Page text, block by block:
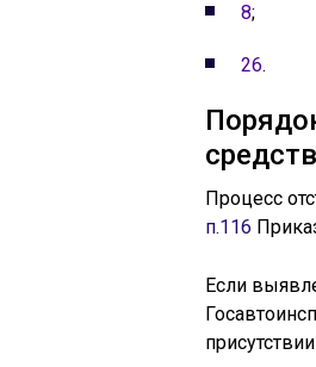
8;
26.
Процесс
п.116
Если